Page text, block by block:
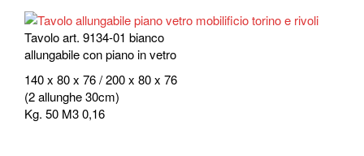
Tavolo art. 9134-01 bianco
allungabile con piano in vetro
140 x 80 x 76 / 200 x 80 x 76
(2 allunghe 30cm)
Kg. 50 M3 0,16